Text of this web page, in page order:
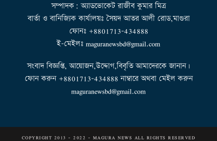
সম্পাদক: অ্যাডভোকেট রাজীব কুমার মিত্র
বার্তা ও বানিজ্যিক কার্যালয়ঃ সৈয়দ আতর আলী রোড,মাগুরা
ফোনঃ +8801713-434888
ই-মেইলঃ maguranewsbd@gmail.com
সংবাদ বিজ্ঞপ্তি, আয়োজন,উদ্দোগ,বিবৃতি আমাদেরকে জানান।
ফোন করুন +8801713-434888 নাম্বারে অথবা মেইল করুন
maguranewsbd@gmail.com
COPYRIGHT 2013 - 2022 - MAGURA NEWS ALL RIGHTS RESERVED